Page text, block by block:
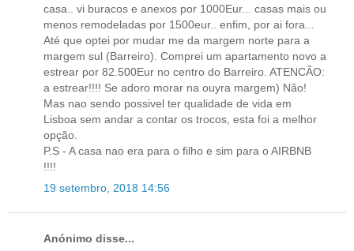
casa.. vi buracos e anexos por 1000Eur... casas mais ou
menos remodeladas por 1500eur.. enfim, por ai fora...
Até que optei por mudar me da margem norte para a
margem sul (Barreiro). Comprei um apartamento novo a
estrear por 82.500Eur no centro do Barreiro. ATENCÃO:
a estrear!!!! Se adoro morar na ouyra margem) Não!
Mas nao sendo possivel ter qualidade de vida em
Lisboa sem andar a contar os trocos, esta foi a melhor
opção.
P.S - A casa nao era para o filho e sim para o AIRBNB
!!!!
19 setembro, 2018 14:56
Anónimo disse...